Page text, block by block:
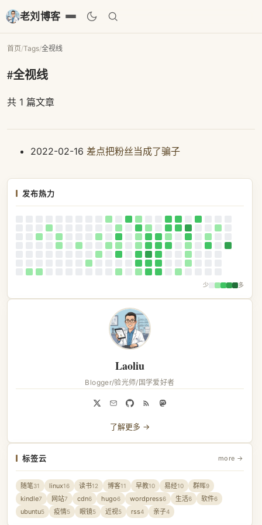
老刘博客
首页/Tags/全视线
#全视线
共 1 篇文章
2022-02-16 差点把粉丝当成了骗子
发布热力
少 多
Laoliu
Blogger/验光师/国学爱好者
了解更多 →
标签云 more →
随笔31 linux16 读书12 博客11 早教10 易经10 群晖9
kindle7 网站7 cdn6 hugo6 wordpress6 生活6 软件6
ubuntu5 疫情5 眼镜5 近视5 rss4 亲子4